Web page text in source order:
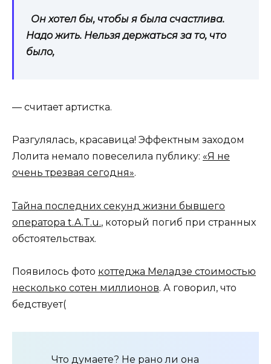
Он хотел бы, чтобы я была счастлива.
Надо жить. Нельзя держаться за то, что
было,
— считает артистка.
Разгулялась, красавица! Эффектным заходом
Лолита немало повеселила публику: «Я не
очень трезвая сегодня».
Тайна последних секунд жизни бывшего
оператора t.A.T.u., который погиб при странных
обстоятельствах.
Появилось фото коттеджа Меладзе стоимостью
несколько сотен миллионов. А говорил, что
бедствует(
Что думаете? Не рано ли она